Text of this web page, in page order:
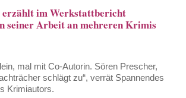
erzählt im Werkstattbericht
seiner Arbeit an mehreren Krimis
mal mit Co-Autorin. Sören Prescher,
schlägt zu“, verrät Spannendes
Krimiautors.